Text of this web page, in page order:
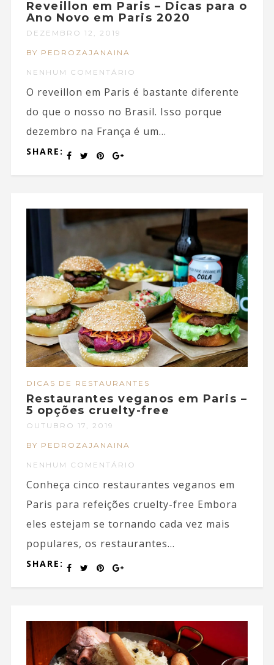
Reveillon em Paris – Dicas para o
Ano Novo em Paris 2020
DEZEMBRO 12, 2019
BY PEDROZAJANAINA
NENHUM COMENTÁRIO
O reveillon em Paris é bastante diferente
do que o nosso no Brasil. Isso porque
dezembro na França é um...
SHARE:
DICAS DE RESTAURANTES
Restaurantes veganos em Paris –
5 opções cruelty-free
OUTUBRO 17, 2019
BY PEDROZAJANAINA
NENHUM COMENTÁRIO
Conheça cinco restaurantes veganos em
Paris para refeições cruelty-free Embora
eles estejam se tornando cada vez mais
populares, os restaurantes...
SHARE: